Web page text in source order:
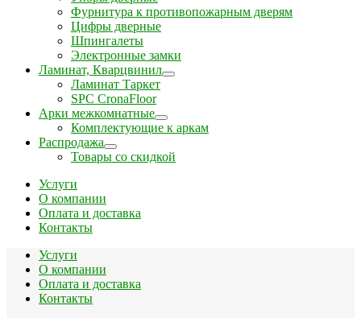
Фурнитура к противопожарным дверям
Цифры дверные
Шпингалеты
Электронные замки
Ламинат, Кварцвинил
Ламинат Таркет
SPC CronaFloor
Арки межкомнатные
Комплектующие к аркам
Распродажа
Товары со скидкой
Услуги
О компании
Оплата и доставка
Контакты
Услуги
О компании
Оплата и доставка
Контакты